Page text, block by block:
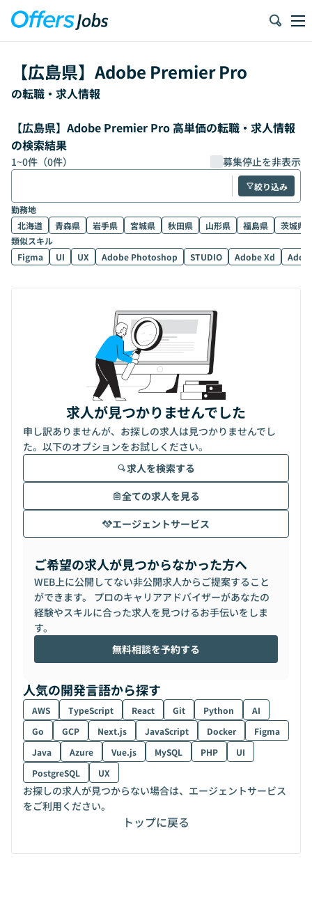
【広島県】 Adobe Premier Pro
の転職・求人情報
【広島県】Adobe Premier Pro 高単価の転職・求人情報
の検索結果
1~0件（0件） 募集停止を非表示
絞り込み
勤務地
北海道
青森県 岩手県 宮城県 秋田県 山形県 福島県
茨城県
類似スキル
Figma
UI UX Adobe Photoshop STUDIO Adobe Xd
求人が見つかりませんでした
申し訳ありませんが、お探しの求人は見つかりませんでし
た。以下のオプションをお試しください。
求人を検索する
全ての求人を見る
エージェントサービス
ご希望の求人が見つからなかった方へ
WEB上に公開してない非公開求人からご提案すること
ができます。 プロのキャリアアドバイザーがあなたの
経験やスキルに合った求人を見つけるお手伝いをしま
す。
無料相談を予約する
人気の開発言語から探す
AWS TypeScript React Git Python
AI
Go
GCP Next.js JavaScript Docker
Figma
Java
Azure Vue.js MySQL PHP
UI
PostgreSQL
UX
お探しの求人が見つからない場合は、エージェントサービス
をご利用ください。
トップに戻る